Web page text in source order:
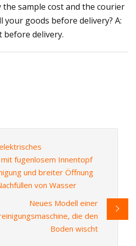
sample cost and the courier
your goods before delivery? A:
before delivery.
fugenlosem Innentopf
und breiter Öffnung
von Wasser
Neues Modell einer
die den
Boden wischt